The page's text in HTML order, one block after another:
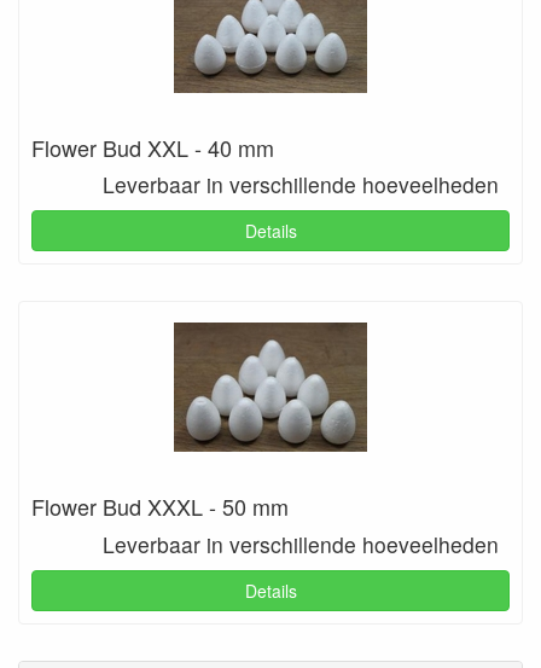
Flower Bud XXL - 40 mm
Leverbaar in verschillende hoeveelheden
Details
Flower Bud XXXL - 50 mm
Leverbaar in verschillende hoeveelheden
Details